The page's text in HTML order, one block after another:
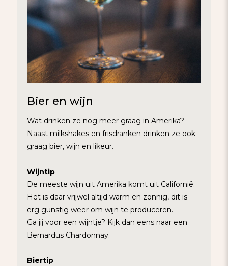
Bier en wijn
Wat drinken ze nog meer graag in Amerika?
Naast milkshakes en frisdranken drinken ze ook
graag bier, wijn en likeur.
Wijntip
De meeste wijn uit Amerika komt uit Californië.
Het is daar vrijwel altijd warm en zonnig, dit is
erg gunstig weer om wijn te produceren.
Ga jij voor een wijntje? Kijk dan eens naar een
Bernardus Chardonnay.
Biertip